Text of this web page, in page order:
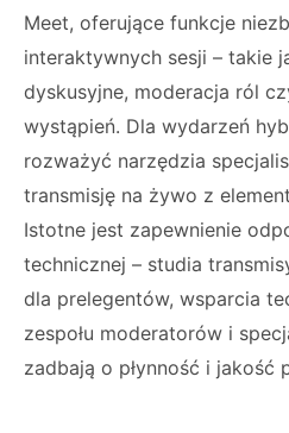
Meet, oferujące funkcje
interaktywnych sesji – takie
dyskusyjne, moderacja ról
wystąpień. Dla wydarzeń
rozważyć narzędzia
transmisję na żywo z
Istotne jest zapewnienie
technicznej – studia
dla prelegentów, wsparcia
zespołu moderatorów i
zadbają o płynność i jakość